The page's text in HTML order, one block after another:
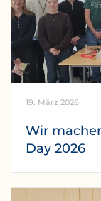
19. März 2026
Wir
Day 2026